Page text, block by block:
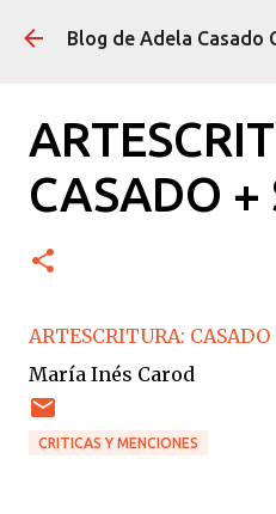
Ir al
Blog de Adela Casado
CASADO +
ARTESCRITURA:
María Inés Carod
CRITICAS Y MENCIONES